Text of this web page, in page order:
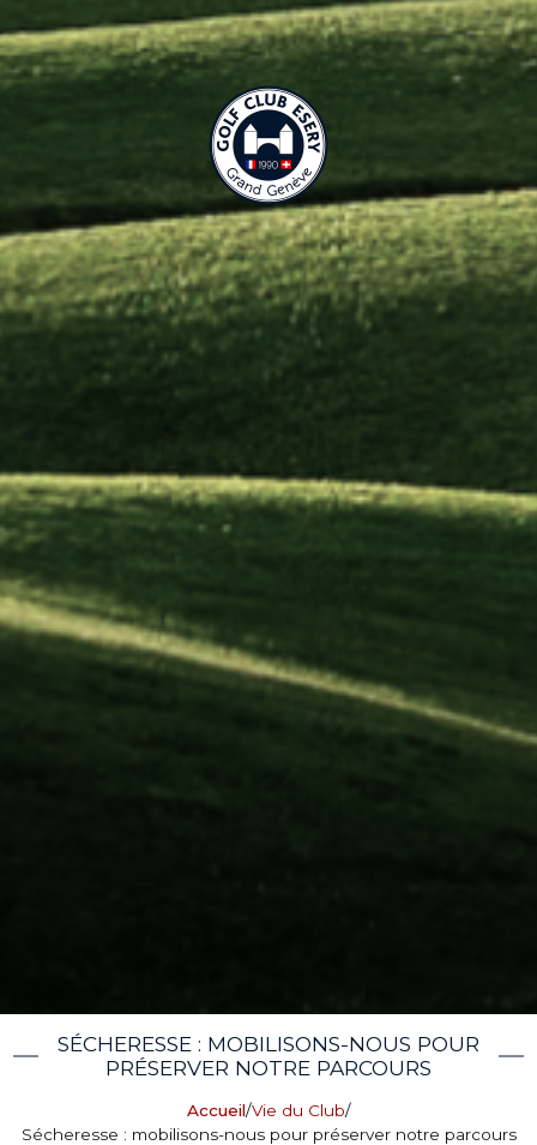
SÉCHERESSE : MOBILISONS-NOUS POUR
PRÉSERVER NOTRE PARCOURS
Accueil/Vie du Club/
Sécheresse : mobilisons-nous pour préserver notre parcours